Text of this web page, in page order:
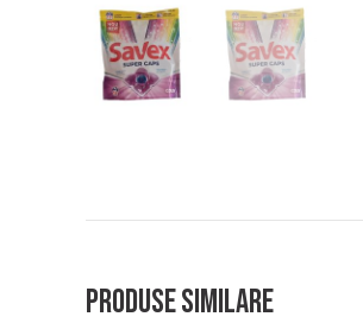
Produse similare